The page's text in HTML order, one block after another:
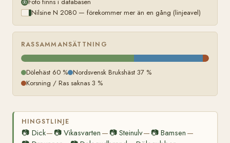
Nilsine N 2080 — förekommer mer än en gång (linjeavel)
RASSAMMANSÄTTNING
Dölehäst 60 % Nordsvensk Brukshäst 37 %
Korsning / Ras saknas 3 %
HINGSTLINJE
📷 Dick— 📷Vikasvarten — 📷 Steinulv— 📷 Bamsen —